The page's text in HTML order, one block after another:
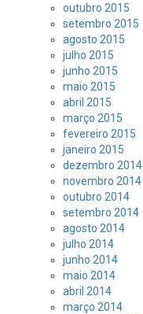
outubro 2015
setembro 2015
agosto 2015
julho 2015
junho 2015
maio 2015
abril 2015
março 2015
fevereiro 2015
janeiro 2015
dezembro 2014
novembro 2014
outubro 2014
setembro 2014
agosto 2014
julho 2014
junho 2014
maio 2014
abril 2014
março 2014